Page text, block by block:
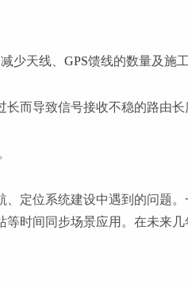
少天线、 GPS馈线的数量及施工
而导致信号接收不稳的路由长
定位系统建设中遇到的问题。
等时间同步场景应用。在未来